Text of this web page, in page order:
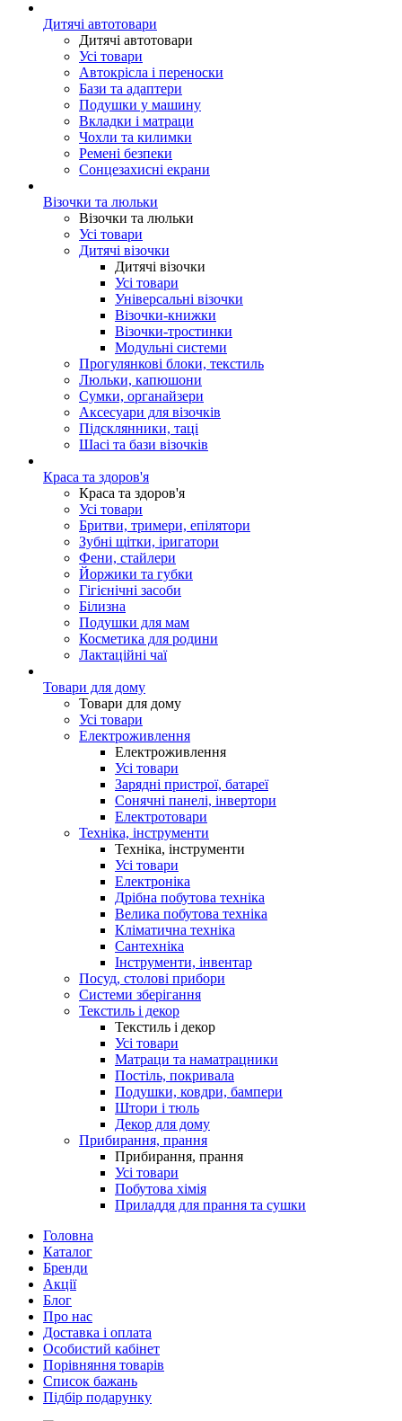
Дитячі автотовари
Дитячі автотовари
Усі товари
Автокрісла і переноски
Бази та адаптери
Подушки у машину
Вкладки і матраци
Чохли та килимки
Ремені безпеки
Сонцезахисні екрани
Візочки та люльки
Візочки та люльки
Усі товари
Дитячі візочки
Дитячі візочки
Усі товари
Універсальні візочки
Візочки-книжки
Візочки-тростинки
Модульні системи
Прогулянкові блоки, текстиль
Люльки, капюшони
Сумки, органайзери
Аксесуари для візочків
Підсклянники, таці
Шасі та бази візочків
Краса та здоров'я
Краса та здоров'я
Усі товари
Бритви, тримери, епілятори
Зубні щітки, іригатори
Фени, стайлери
Йоржики та губки
Гігієнічні засоби
Білизна
Подушки для мам
Косметика для родини
Лактаційні чаї
Товари для дому
Товари для дому
Усі товари
Електроживлення
Електроживлення
Усі товари
Зарядні пристрої, батареї
Сонячні панелі, інвертори
Електротовари
Техніка, інструменти
Техніка, інструменти
Усі товари
Електроніка
Дрібна побутова техніка
Велика побутова техніка
Кліматична техніка
Сантехніка
Інструменти, інвентар
Посуд, столові прибори
Системи зберігання
Текстиль і декор
Текстиль і декор
Усі товари
Матраци та наматрацники
Постіль, покривала
Подушки, ковдри, бампери
Штори і тюль
Декор для дому
Прибирання, прання
Прибирання, прання
Усі товари
Побутова хімія
Приладдя для прання та сушки
Головна
Каталог
Бренди
Акції
Блог
Про нас
Доставка і оплата
Особистий кабінет
Порівняння товарів
Список бажань
Підбір подарунку